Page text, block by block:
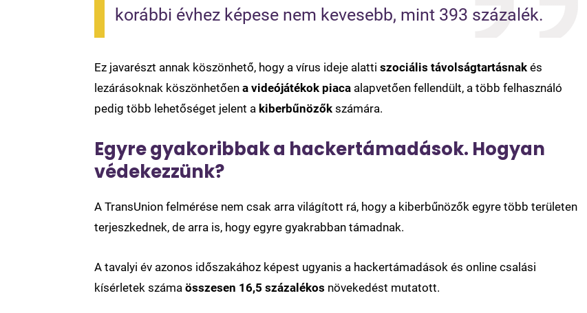
korábbi évhez képese nem kevesebb, mint 393 százalék.
Ez javarészt annak köszönhető, hogy a vírus ideje alatti szociális távolságtartásnak és
lezárásoknak köszönhetően a videójátékok piaca alapvetően fellendült, a több felhasználó
pedig több lehetőséget jelent a kiberbűnözők számára.
Egyre gyakoribbak a hackertámadások. Hogyan
védekezzünk?
A TransUnion felmérése nem csak arra világított rá, hogy a kiberbűnözők egyre több területen
terjeszkednek, de arra is, hogy egyre gyakrabban támadnak.
A tavalyi év azonos időszakához képest ugyanis a hackertámadások és online csalási
kísérletek száma összesen 16,5 százalékos növekedést mutatott.